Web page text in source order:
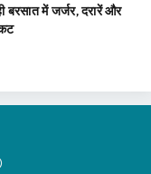
बरसात में जर्जर, दरारें और